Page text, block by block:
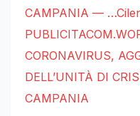
CAMPANIA —
CORONAVIRUS,
DELL’UNITÀ DI
CAMPANIA